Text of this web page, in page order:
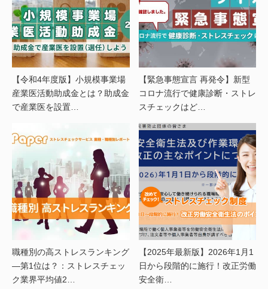
【令和4年度版】小規模事業場
産業医活動助成金とは？助成金
で産業医を設置…
【緊急事態宣言 再発令】新型
コロナ流行で健康診断・ストレ
スチェックはど…
職種別の高ストレスランキング
―第1位は？：ストレスチェッ
ク業界平均値2…
【2025年最新版】2026年1月1
日から段階的に施行！改正労働
安全衛…